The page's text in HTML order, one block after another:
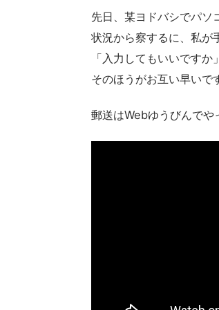
先日、某ヨドバシでパソ
状況から察するに、私が
「入力してもいいです
そのほうがお互い早いで
郵送はWebゆうびんでや